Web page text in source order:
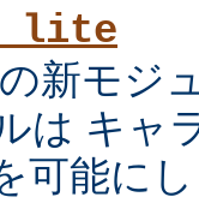
新モジ
は キャ
可能に